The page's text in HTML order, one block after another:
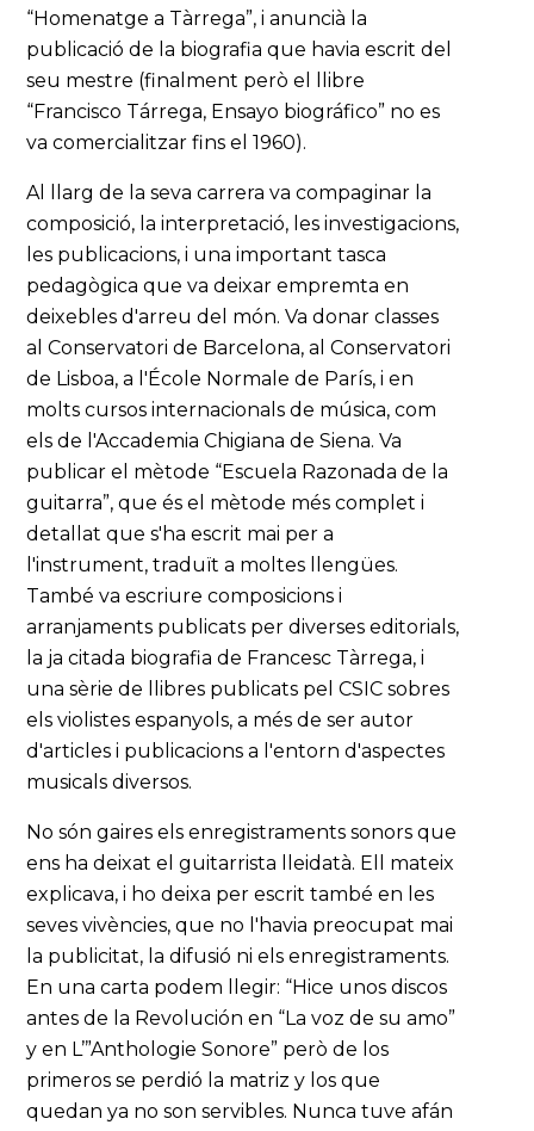
“Homenatge a Tàrrega”, i anuncià la
publicació de la biografia que havia escrit del
seu mestre (finalment però el llibre
“Francisco Tárrega, Ensayo biográfico” no es
va comercialitzar fins el 1960).
Al llarg de la seva carrera va compaginar la
composició, la interpretació, les investigacions,
les publicacions, i una important tasca
pedagògica que va deixar empremta en
deixebles d'arreu del món. Va donar classes
al Conservatori de Barcelona, al Conservatori
de Lisboa, a l'École Normale de París, i en
molts cursos internacionals de música, com
els de l'Accademia Chigiana de Siena. Va
publicar el mètode “Escuela Razonada de la
guitarra”, que és el mètode més complet i
detallat que s'ha escrit mai per a
l'instrument, traduït a moltes llengües.
També va escriure composicions i
arranjaments publicats per diverses editorials,
la ja citada biografia de Francesc Tàrrega, i
una sèrie de llibres publicats pel CSIC sobres
els violistes espanyols, a més de ser autor
d'articles i publicacions a l'entorn d'aspectes
musicals diversos.
No són gaires els enregistraments sonors que
ens ha deixat el guitarrista lleidatà. Ell mateix
explicava, i ho deixa per escrit també en les
seves vivències, que no l'havia preocupat mai
la publicitat, la difusió ni els enregistraments.
En una carta podem llegir: “Hice unos discos
antes de la Revolución en “La voz de su amo”
y en L’”Anthologie Sonore” però de los
primeros se perdió la matriz y los que
quedan ya no son servibles. Nunca tuve afán